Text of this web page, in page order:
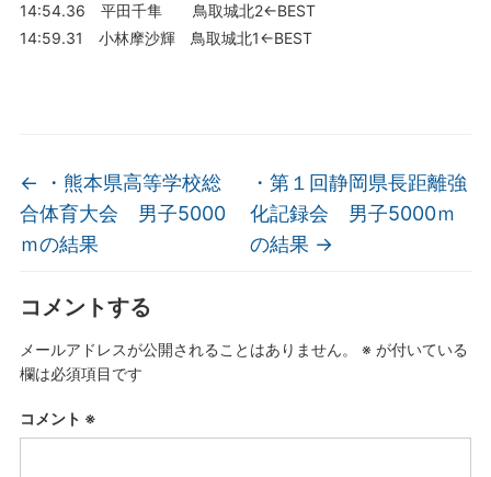
14:54.36 平田千隼 鳥取城北2←BEST
14:59.31 小林摩沙輝 鳥取城北1←BEST
← ・熊本県高等学校総
合体育大会 男子5000
ｍの結果
・第１回静岡県長距離強
化記録会 男子5000ｍ
の結果 →
コメントする
メールアドレスが公開されることはありません。 ※ が付いている
欄は必須項目です
コメント ※